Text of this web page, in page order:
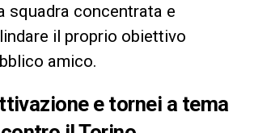
squadra concentrata e
il proprio obiettivo
amico.
e tornei a tema